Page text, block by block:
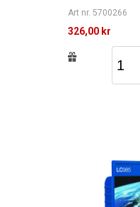
Art nr. 5700266
326,00 kr